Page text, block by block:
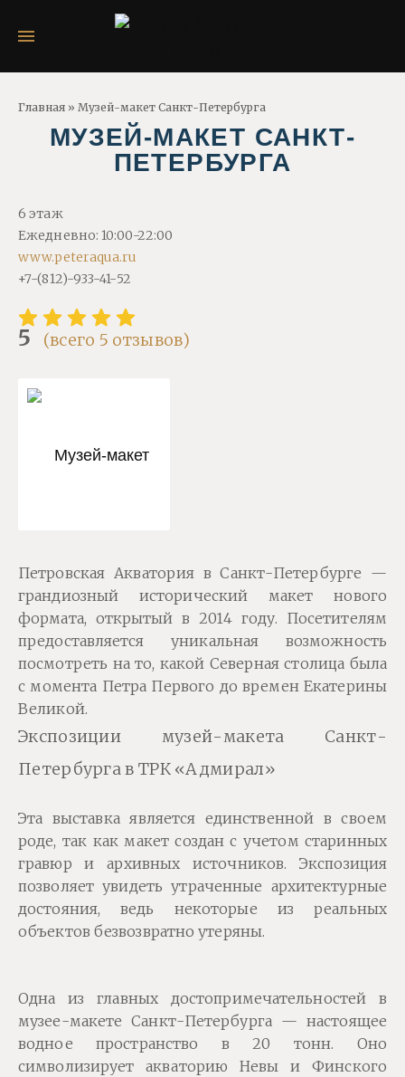
Главная » Музей-макет Санкт-Петербурга
МУЗЕЙ-МАКЕТ САНКТ-
ПЕТЕРБУРГА
6 этаж
Ежедневно: 10:00-22:00
www.peteraqua.ru
+7-(812)-933-41-52
5 (всего 5 отзывов)
Петровская Акватория в Санкт-Петербурге —
грандиозный исторический макет нового
формата, открытый в 2014 году. Посетителям
предоставляется уникальная возможность
посмотреть на то, какой Северная столица была
с момента Петра Первого до времен Екатерины
Великой.
Экспозиции музей-макета Санкт-
Петербурга в ТРК «Адмирал»
Эта выставка является единственной в своем
роде, так как макет создан с учетом старинных
гравюр и архивных источников. Экспозиция
позволяет увидеть утраченные архитектурные
достояния, ведь некоторые из реальных
объектов безвозвратно утеряны.
Одна из главных достопримечательностей в
музее-макете Санкт-Петербурга — настоящее
водное пространство в 20 тонн. Оно
символизирует акваторию Невы и Финского